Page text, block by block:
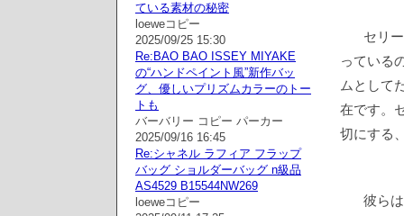
セリ
っている
ムとして
在です。
切にする
彼ら
ている素材の秘密
loeweコピー
2025/09/25 15:30
Re:BAO BAO ISSEY MIYAKE
の“ハンドペイント風”新作バッ
グ、優しいプリズムカラーのトー
トも
バーバリー コピー パーカー
2025/09/16 16:45
Re:シャネル ラフィア フラップ
バッグ ショルダーバッグ n級品
AS4529 B15544NW269
loeweコピー